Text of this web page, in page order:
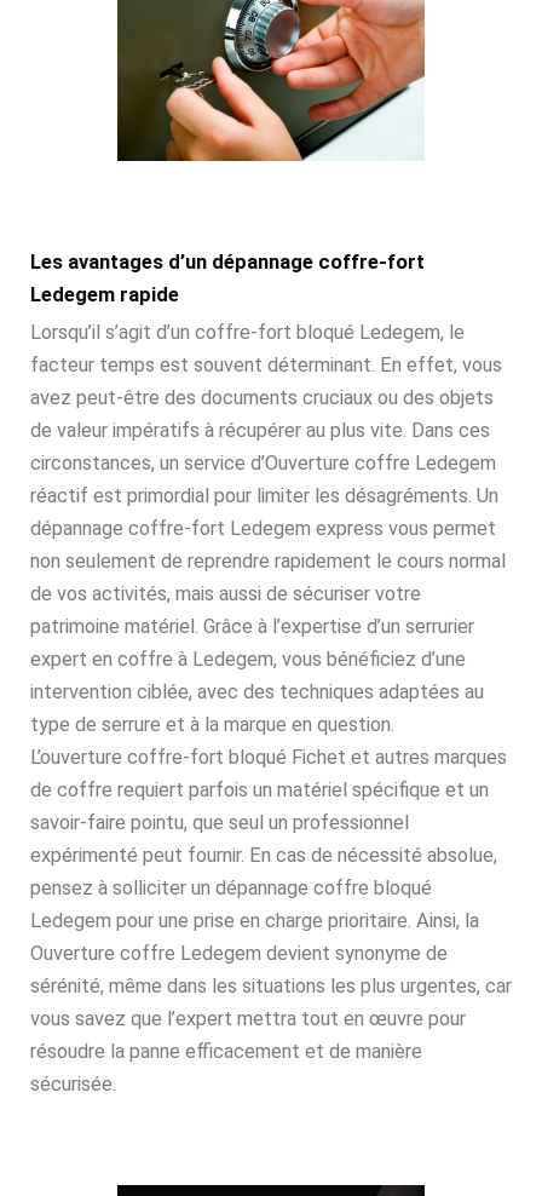
Les avantages d’un dépannage coffre-fort
Ledegem rapide
Lorsqu’il s’agit d’un coffre-fort bloqué Ledegem, le
facteur temps est souvent déterminant. En effet, vous
avez peut-être des documents cruciaux ou des objets
de valeur impératifs à récupérer au plus vite. Dans ces
circonstances, un service d’Ouverture coffre Ledegem
réactif est primordial pour limiter les désagréments. Un
dépannage coffre-fort Ledegem express vous permet
non seulement de reprendre rapidement le cours normal
de vos activités, mais aussi de sécuriser votre
patrimoine matériel. Grâce à l’expertise d’un serrurier
expert en coffre à Ledegem, vous bénéficiez d’une
intervention ciblée, avec des techniques adaptées au
type de serrure et à la marque en question.
L’ouverture coffre-fort bloqué Fichet et autres marques
de coffre requiert parfois un matériel spécifique et un
savoir-faire pointu, que seul un professionnel
expérimenté peut fournir. En cas de nécessité absolue,
pensez à solliciter un dépannage coffre bloqué
Ledegem pour une prise en charge prioritaire. Ainsi, la
Ouverture coffre Ledegem devient synonyme de
sérénité, même dans les situations les plus urgentes, car
vous savez que l’expert mettra tout en œuvre pour
résoudre la panne efficacement et de manière
sécurisée.